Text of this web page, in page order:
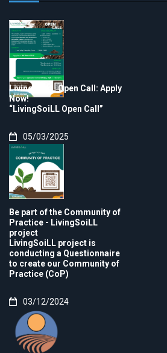
LivingSoiLL Open Call: Apply
Now!
“LivingSoiLL Open Call”
05/03/2025
Be part of the Community of
Practice - LivingSoiLL
project
LivingSoiLL project is
conducting a Questionnaire
to create our Community of
Practice (CoP)
03/12/2024